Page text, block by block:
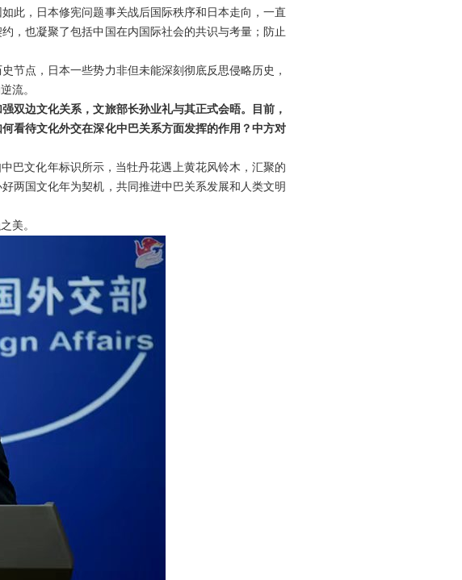
此，日本修宪问题事关战后国际秩序和日本走向，一直
，也凝聚了包括中国在内国际社会的共识与考量；防止
节点，日本一些势力非但未能深刻彻底反思侵略历史，
流。
双边文化关系，文旅部长孙业礼与其正式会晤。目前，
看待文化外交在深化中巴关系方面发挥的作用？中方对
巴文化年标识所示，当牡丹花遇上黄花风铃木，汇聚的
两国文化年为契机，共同推进中巴关系发展和人类文明
美。